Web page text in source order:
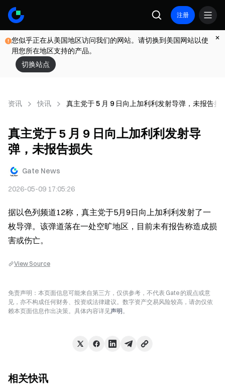
注册
您似乎正在从美国地区访问我们的网站。请切换到美国网站以使
用您所在地区支持的产品。
切换站点
资讯 快讯 真主党于 5 月 9 日向上加利利发射导弹，未报告损
真主党于 5 月 9 日向上加利利发射导
弹，未报告损失
Gate News
2026-05-09 17:05:26
据以色列频道12称，真主党于5月9日向上加利利发射了一
枚导弹。该弹道落在一处空旷地区，目前未有报告称造成损
害或伤亡。
View Source
免责声明：本页面信息可能来自第三方，仅供参考，不代表 Gate 的观点或意
见，亦不构成任何财务、投资或法律建议。数字资产交易风险较高，请勿仅依
赖本页面信息作出决策。具体内容详见声明。
相关快讯